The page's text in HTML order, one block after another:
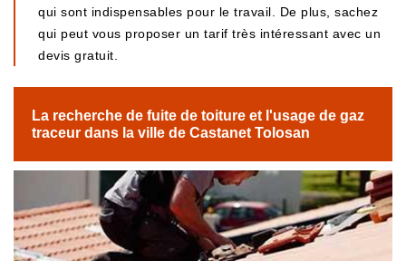
qui sont indispensables pour le travail. De plus, sachez
qui peut vous proposer un tarif très intéressant avec un
devis gratuit.
La recherche de fuite de toiture et l'usage de gaz
traceur dans la ville de Castanet Tolosan